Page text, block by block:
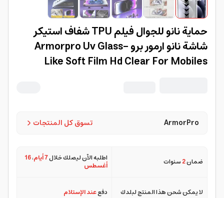
حماية نانو للجوال فيلم TPU شفاف استيكر
شاشة نانو ارمور برو Armorpro Uv Glass-
Like Soft Film Hd Clear For Mobiles
تسوق كل المنتجات ArmorPro
ضمان2سنوات اطلبه الآن ليصلك خلال7 أيام ،16
أغسطس
لا يمكن شحن هذا المنتج لبلدك دفععند الإستلام